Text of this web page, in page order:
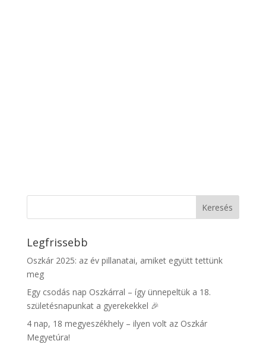
Legfrissebb
Oszkár 2025: az év pillanatai, amiket együtt tettünk
meg
Egy csodás nap Oszkárral – így ünnepeltük a 18.
születésnapunkat a gyerekekkel 🎉
4 nap, 18 megyeszékhely – ilyen volt az Oszkár
Megyetúra!